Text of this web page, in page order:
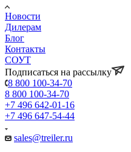
Новости
Дилерам
Блог
Контакты
СОУТ
Подписаться на рассылку
8 800 100-34-70
8 800 100-34-70
+7 496 642-01-16
+7 496 647-54-44
sales@treiler.ru